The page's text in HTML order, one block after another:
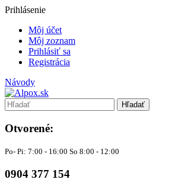
Prihlásenie
Môj účet
Môj zoznam
Prihlásiť sa
Registrácia
Návody
Hľadať
Otvorené:
Po- Pi: 7:00 - 16:00 So 8:00 - 12:00
0904 377 154